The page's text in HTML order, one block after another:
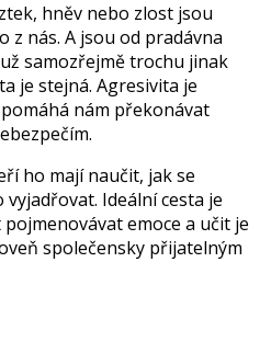
hněv nebo zlost jsou
z nás. A jsou od pradávna
samozřejmě trochu jinak
je stejná. Agresivita je
nám překonávat
ho mají naučit, jak se
Ideální cesta je
emoce a učit je
společensky přijatelným